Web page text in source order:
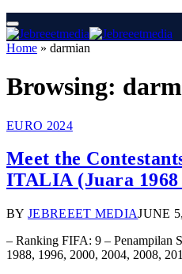
Home » darmian
Browsing:
EURO 2024
Meet the
ITALIA (Juara 1968
BY JEBREEET MEDIAJUNE
– Ranking FIFA: 9 – Penampilan
1988, 1996, 2000, 2004, 2008,